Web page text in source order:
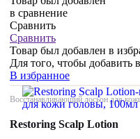
в сравнение
Сравнить
Сравнить
Товар был добавлен в
Для того, чтобы добавить
В избранное
Восстанавливающий лосьон для
Restoring Scalp Lotion